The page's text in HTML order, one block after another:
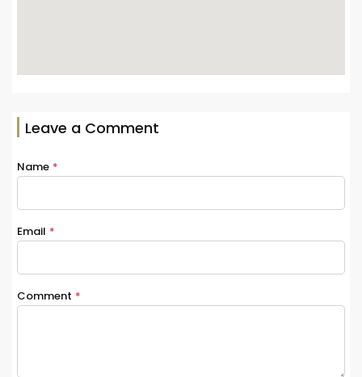
Leave a Comment
Name *
Email *
Comment *